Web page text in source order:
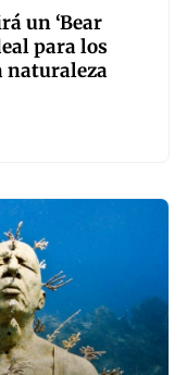
un ‘Bear
para los
naturaleza